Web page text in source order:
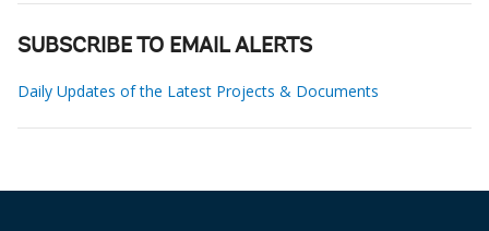
SUBSCRIBE TO EMAIL ALERTS
Daily Updates of the Latest Projects & Documents